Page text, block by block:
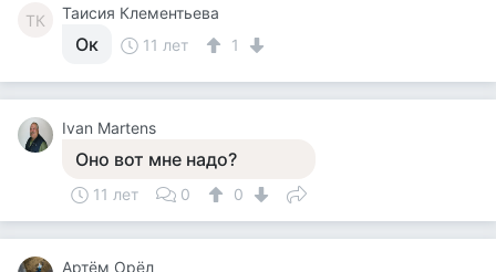
ТК Таисия Клементьева
Ок 11 лет 1
Ivan Martens
Оно вот мне надо?
11 лет 0 0
Артём Орёл